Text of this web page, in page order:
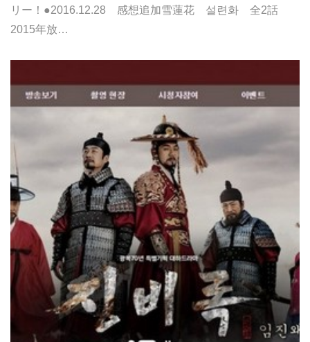
リー！●2016.12.28 感想追加雪蓮花 설련화 全2話
2015年放…